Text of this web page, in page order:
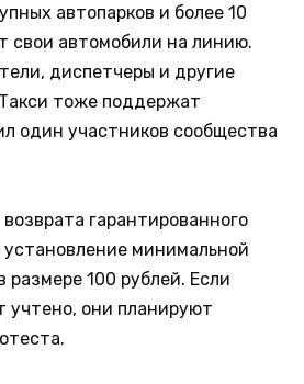
автопарков и более 10
свои автомобили на линию.
диспетчеры и другие
тоже поддержат
один участников сообщества
гарантированного
установление минимальной
размере 100 рублей. Если
учтено, они планируют